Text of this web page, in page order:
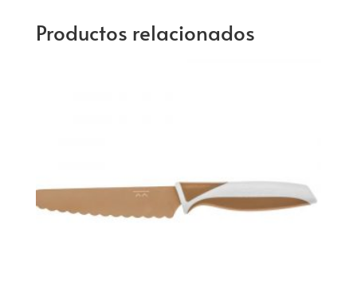
Productos relacionados